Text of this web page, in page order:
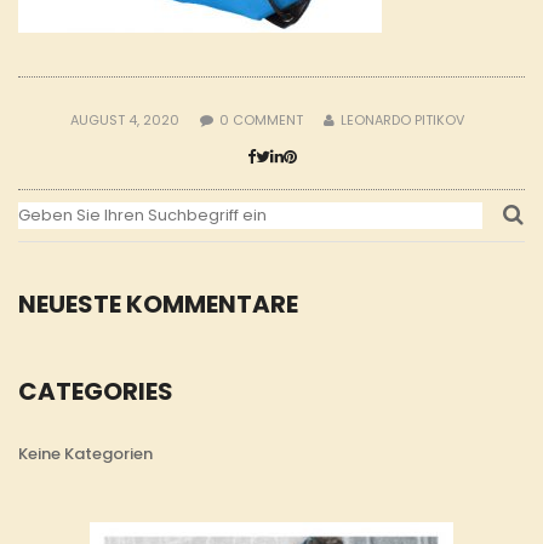
NEUESTE KOMMENTARE
CATEGORIES
Keine Kategorien
AUGUST 4, 2020 0 COMMENT LEONARDO PITIKOV